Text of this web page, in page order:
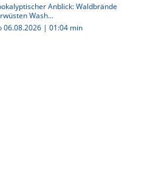
Anblick: Waldbrände
Wash...
06.08.2026 | 01:04 min